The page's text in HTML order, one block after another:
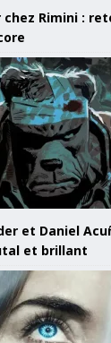
Rimini :
et Daniel
et brillant